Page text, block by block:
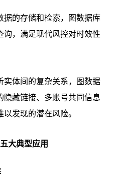
据的存储和检索，图数据库
询，满足现代风控对时效性
实体间的复杂关系，图数据
隐藏链接、多账号共同信息
发现的潜在风险。
大典型应用